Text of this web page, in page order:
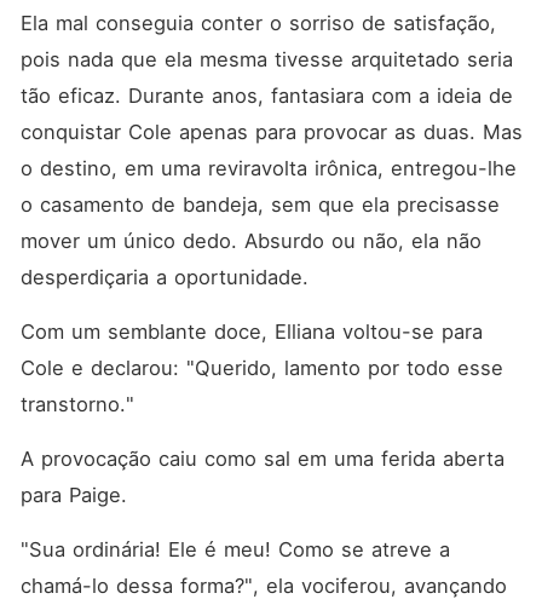
Ela mal conseguia conter o sorriso de satisfação,
pois nada que ela mesma tivesse arquitetado seria
tão eficaz. Durante anos, fantasiara com a ideia de
conquistar Cole apenas para provocar as duas. Mas
o destino, em uma reviravolta irônica, entregou-lhe
o casamento de bandeja, sem que ela precisasse
mover um único dedo. Absurdo ou não, ela não
desperdiçaria a oportunidade.
Com um semblante doce, Elliana voltou-se para
Cole e declarou: "Querido, lamento por todo esse
transtorno."
A provocação caiu como sal em uma ferida aberta
para Paige.
"Sua ordinária! Ele é meu! Como se atreve a
chamá-lo dessa forma?", ela vociferou, avançando